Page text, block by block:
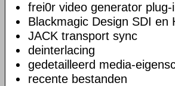
frei0r video generator
Blackmagic Design SDI
JACK transport sync
deinterlacing
gedetailleerd media-
recente bestanden